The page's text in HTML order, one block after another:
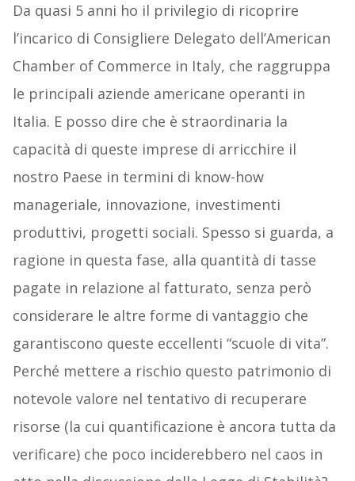
Da quasi 5 anni ho il privilegio di ricoprire
l’incarico di Consigliere Delegato dell’American
Chamber of Commerce in Italy, che raggruppa
le principali aziende americane operanti in
Italia. E posso dire che è straordinaria la
capacità di queste imprese di arricchire il
nostro Paese in termini di know-how
manageriale, innovazione, investimenti
produttivi, progetti sociali. Spesso si guarda, a
ragione in questa fase, alla quantità di tasse
pagate in relazione al fatturato, senza però
considerare le altre forme di vantaggio che
garantiscono queste eccellenti “scuole di vita”.
Perché mettere a rischio questo patrimonio di
notevole valore nel tentativo di recuperare
risorse (la cui quantificazione è ancora tutta da
verificare) che poco inciderebbero nel caos in